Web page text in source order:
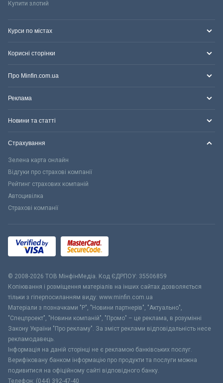
Купити злотий
Курси по містах
Корисні сторінки
Про Minfin.com.ua
Реклама
Новини та статті
Страхування
Зелена карта онлайн
Відгуки про страхові компанії
Рейтинг страхових компаній
Автоцивілка
Страхові компанії
© 2008-2026 ТОВ МiнфiнМедiа. Код ЄДРПОУ: 35506859
Копіювання і розміщення матеріалів на інших сайтах дозволяється
тільки з гіперпосиланням виду: www.minfin.com.ua
Матеріали з позначками "Р", "Новини партнерів", "Актуально",
"Спецпроект", "Новини компаній", "Промо" – це реклама, в розумінні
Закону України "Про рекламу". За зміст реклами відповідальність несе
рекламодавець.
Інформація на даній сторінці не є рекламою банківських послуг.
Верифіковану банком інформацію про продукти та послуги можна
подивитися на офіційному сайті відповідного банку.
Телефон: (044) 392-47-40